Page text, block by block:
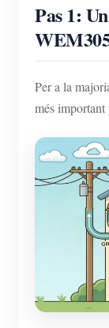
Pas 1:
Per a la
més important